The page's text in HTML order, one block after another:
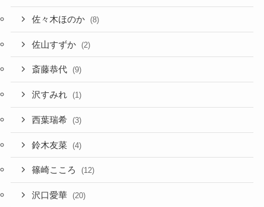
佐々木ほのか (8)
佐山すずか (2)
斎藤恭代 (9)
沢すみれ (1)
西葉瑞希 (3)
鈴木友菜 (4)
篠崎こころ (12)
沢口愛華 (20)